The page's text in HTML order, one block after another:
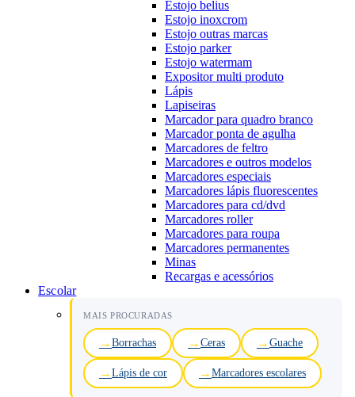
Estojo belius
Estojo inoxcrom
Estojo outras marcas
Estojo parker
Estojo watermam
Expositor multi produto
Lápis
Lapiseiras
Marcador para quadro branco
Marcador ponta de agulha
Marcadores de feltro
Marcadores e outros modelos
Marcadores especiais
Marcadores lápis fluorescentes
Marcadores para cd/dvd
Marcadores roller
Marcadores para roupa
Marcadores permanentes
Minas
Recargas e acessórios
Escolar
MAIS PROCURADAS
Borrachas Ceras Guache
Lápis de cor Marcadores escolares